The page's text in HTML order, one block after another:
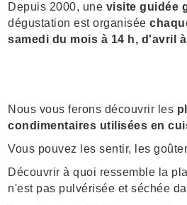
Depuis 2000, une visite guidée
dégustation est organisée
samedi du mois à 14 h, d'avril
Nous vous ferons découvrir les
condimentaires utilisées en
Vous pouvez les sentir, les
Découvrir à quoi ressemble la
n'est pas pulvérisée et séchée